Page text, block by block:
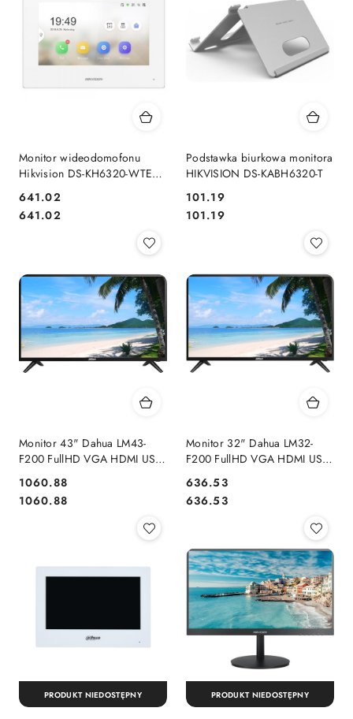
Monitor wideodomofonu
Hikvision DS-KH6320-WTE1-
W
Cena:
641.02
Cena:
641.02
Podstawka biurkowa monitora
HIKVISION DS-KABH6320-T
Cena:
101.19
Cena:
101.19
Monitor 43" Dahua LM43-
F200 FullHD VGA HDMI USB
Cena:
1060.88
Cena:
1060.88
Monitor 32" Dahua LM32-
F200 FullHD VGA HDMI USB
Cena:
636.53
Cena:
636.53
PRODUKT NIEDOSTĘPNY PRODUKT NIEDOSTĘPNY